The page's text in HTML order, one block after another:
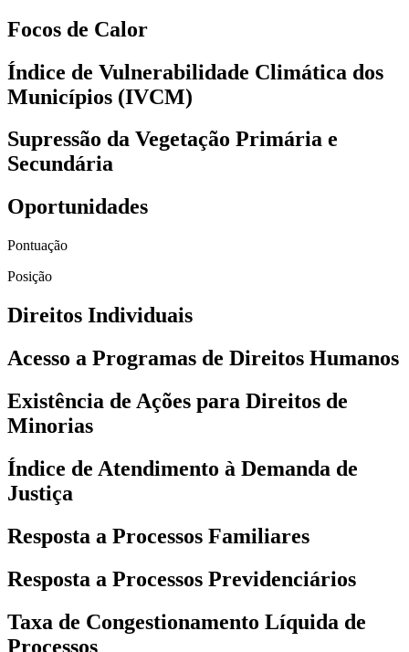
Focos de Calor
Índice de Vulnerabilidade Climática dos
Municípios (IVCM)
Supressão da Vegetação Primária e
Secundária
Oportunidades
Pontuação
Posição
Direitos Individuais
Acesso a Programas de Direitos Humanos
Existência de Ações para Direitos de
Minorias
Índice de Atendimento à Demanda de
Justiça
Resposta a Processos Familiares
Resposta a Processos Previdenciários
Taxa de Congestionamento Líquida de
Processos